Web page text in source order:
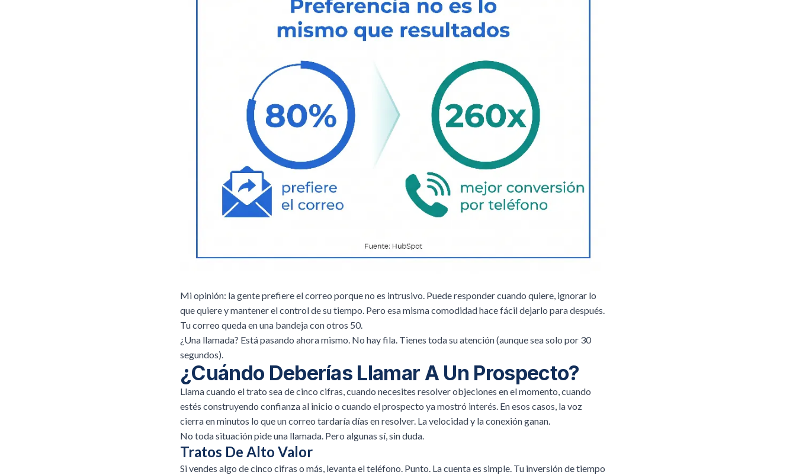
Mi opinión: la gente prefiere el correo porque no es intrusivo. Puede responder cuando quiere, ignorar lo
que quiere y mantener el control de su tiempo. Pero esa misma comodidad hace fácil dejarlo para después.
Tu correo queda en una bandeja con otros 50.
¿Una llamada? Está pasando ahora mismo. No hay fila. Tienes toda su atención (aunque sea solo por 30
segundos).
¿Cuándo Deberías Llamar A Un Prospecto?
Llama cuando el trato sea de cinco cifras, cuando necesites resolver objeciones en el momento, cuando
estés construyendo confianza al inicio o cuando el prospecto ya mostró interés. En esos casos, la voz
cierra en minutos lo que un correo tardaría días en resolver. La velocidad y la conexión ganan.
No toda situación pide una llamada. Pero algunas sí, sin duda.
Tratos De Alto Valor
Si vendes algo de cinco cifras o más, levanta el teléfono. Punto. La cuenta es simple. Tu inversión de tiempo